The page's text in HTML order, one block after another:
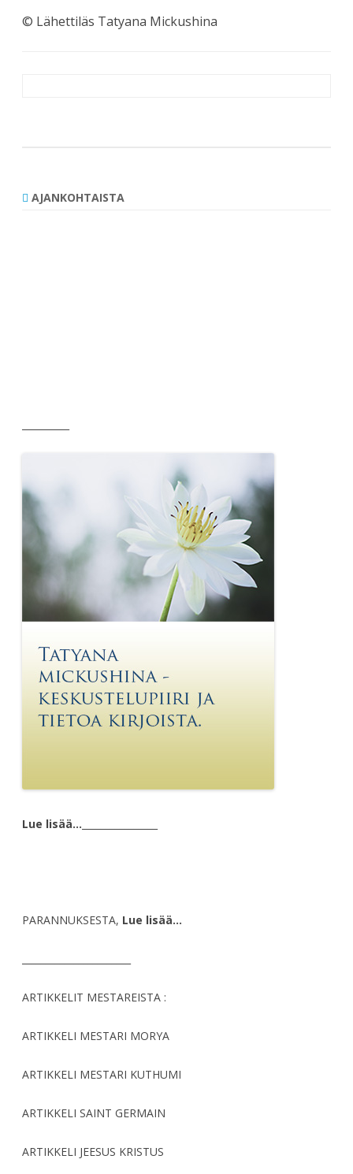
© Lähettiläs Tatyana Mickushina
AJANKOHTAISTA
Lue lisää…
PARANNUKSESTA, Lue lisää…
ARTIKKELIT MESTAREISTA :
ARTIKKELI MESTARI MORYA
ARTIKKELI MESTARI KUTHUMI
ARTIKKELI SAINT GERMAIN
ARTIKKELI JEESUS KRISTUS